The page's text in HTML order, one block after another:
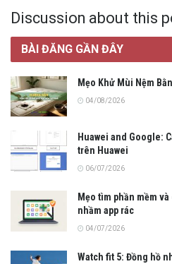
Discussion about this
BÀI ĐĂNG GẦN ĐÂY
Mẹo Khử Mùi Nệm
04/08/2026
Huawei and Google:
trên Huawei
06/07/2026
Mẹo tìm phần mềm
nhầm app rác
04/07/2026
Watch fit 5: Đồng hồ